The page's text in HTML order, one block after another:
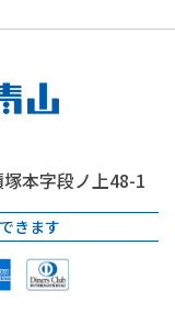
本字段ノ上48-1
きます